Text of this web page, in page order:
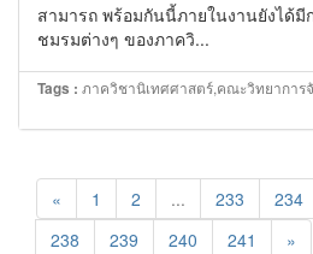
สามารถ พร้อมกันนี้ภายในงานยังได้มี
ชมรมต่างๆ ของภาควิ...
Tags : ภาควิชานิเทศศาสตร์,คณะวิทยาการ
« 1 2 ... 233 234
238
239 240 241 »